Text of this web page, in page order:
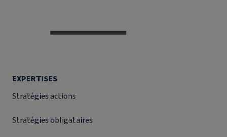
EXPERTISES
Stratégies actions
Stratégies obligataires